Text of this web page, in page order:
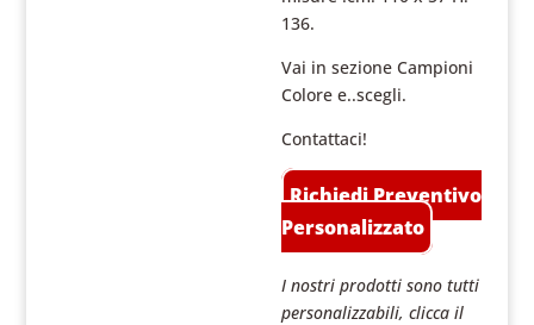
136.
Vai in sezione Campioni
Colore e..scegli.
Contattaci!
Richiedi Preventivo
Personalizzato
I nostri prodotti sono tutti
personalizzabili, clicca il